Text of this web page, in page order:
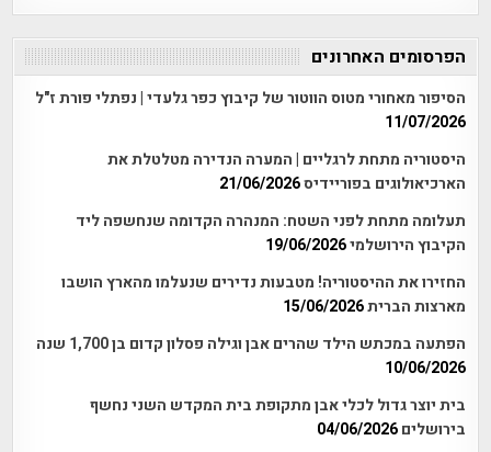
הפרסומים האחרונים
הסיפור מאחורי מטוס הווטור של קיבוץ כפר גלעדי | נפתלי פורת ז"ל
11/07/2026
היסטוריה מתחת לרגליים | המערה הנדירה מטלטלת את
הארכיאולוגים בפוריידיס21/06/2026
תעלומה מתחת לפני השטח: המנהרה הקדומה שנחשפה ליד
הקיבוץ הירושלמי19/06/2026
החזירו את ההיסטוריה! מטבעות נדירים שנעלמו מהארץ הושבו
מארצות הברית15/06/2026
הפתעה במכתש הילד שהרים אבן וגילה פסלון קדום בן 1,700 שנה
10/06/2026
בית יוצר גדול לכלי אבן מתקופת בית המקדש השני נחשף
בירושלים 04/06/2026